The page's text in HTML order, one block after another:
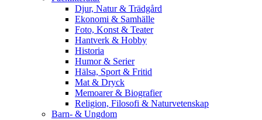
Djur, Natur & Trädgård
Ekonomi & Samhälle
Foto, Konst & Teater
Hantverk & Hobby
Historia
Humor & Serier
Hälsa, Sport & Fritid
Mat & Dryck
Memoarer & Biografier
Religion, Filosofi & Naturvetenskap
Barn- & Ungdom